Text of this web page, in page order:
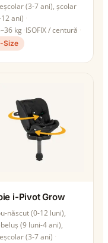
(3-7 ani), școlar
ani)
kg ISOFIX / centură
Size
i-Pivot Grow
născut (0-12 luni),
(9 luni-4 ani),
(3-7 ani)